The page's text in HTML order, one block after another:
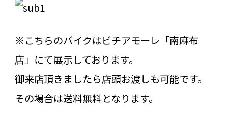
※こちらのバイクはビチアモーレ「南麻布
店」にて展示しております。
御来店頂きましたら店頭お渡しも可能です。
その場合は送料無料となります。